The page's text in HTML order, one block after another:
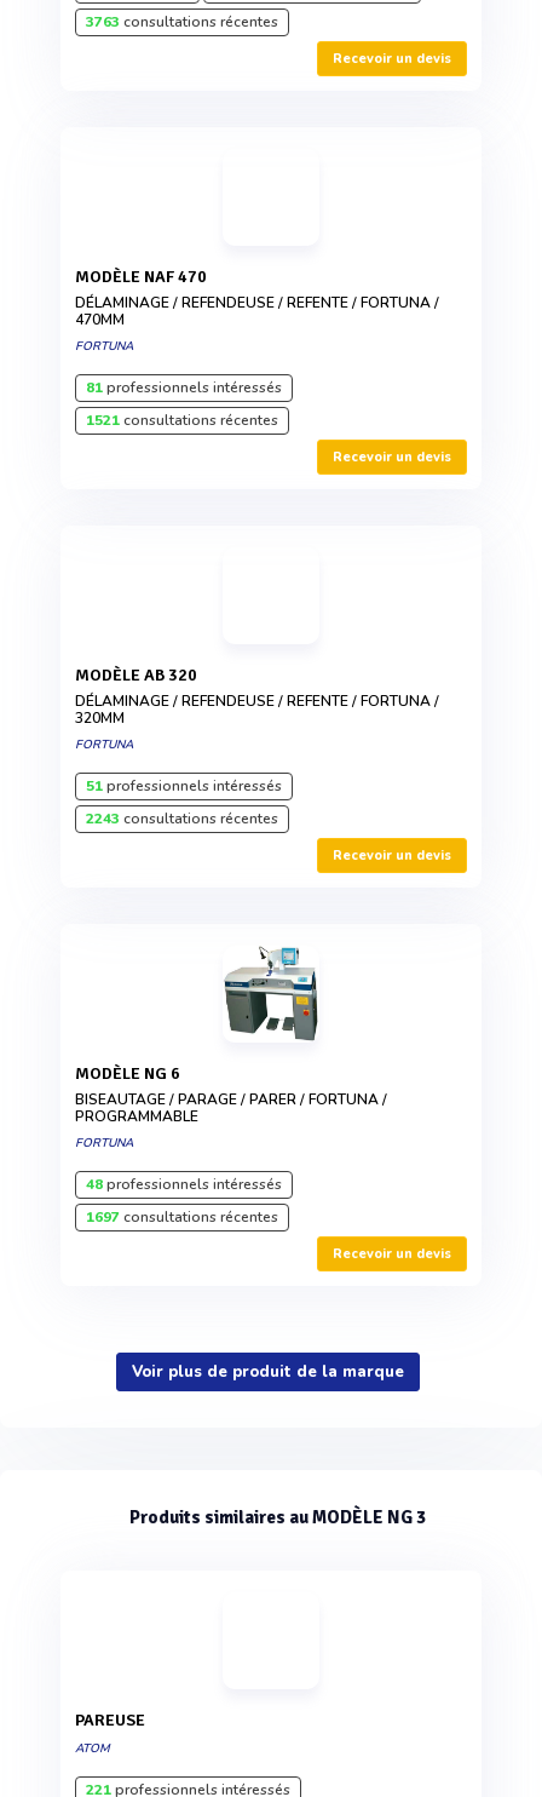
3763 consultations récentes
Recevoir un devis
MODÈLE NAF 470
DÉLAMINAGE / REFENDEUSE / REFENTE / FORTUNA /
470MM
FORTUNA
81professionnels intéressés
1521consultations récentes
Recevoir un devis
MODÈLE AB 320
DÉLAMINAGE / REFENDEUSE / REFENTE / FORTUNA /
320MM
FORTUNA
51professionnels intéressés
2243 consultations récentes
Recevoir un devis
MODÈLE NG 6
BISEAUTAGE / PARAGE / PARER / FORTUNA /
PROGRAMMABLE
FORTUNA
48professionnels intéressés
1697consultations récentes
Recevoir un devis
Voir plus de produit de la marque
Produits similaires au MODÈLE NG 3
PAREUSE
ATOM
221professionnels intéressés